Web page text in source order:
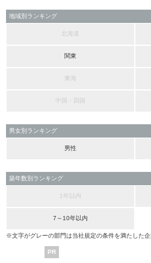
地域別ランキング
北海道
関東
東海
中国・四国
男女別ランキング
男性
築年数別ランキング
1年以内
7～10年以内
※文字がグレーの部門は当社規定の条件を満たした
PR